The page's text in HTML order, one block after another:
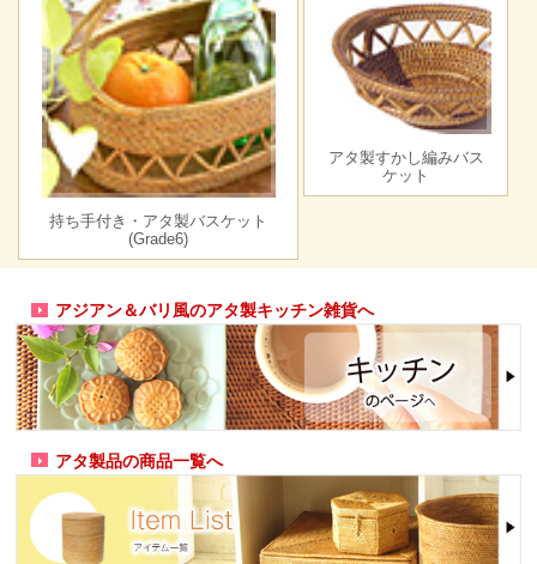
持ち手付き・アタ製バスケット
(Grade6)
アタ製すかし編みバス
ケット
アジアン＆バリ風のアタ製キッチン雑貨へ
アタ製品の商品一覧へ